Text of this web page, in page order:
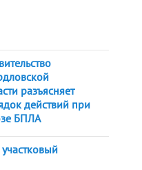
разъясняет
действий при
БПЛА